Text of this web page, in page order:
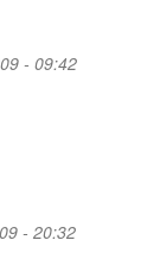
- 09:42
- 20:32